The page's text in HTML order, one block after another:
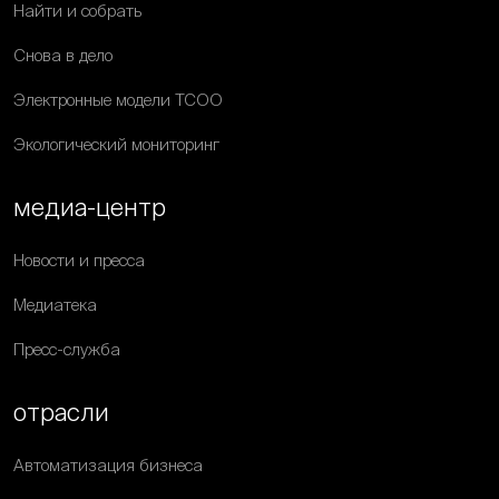
Найти и собрать
Снова в дело
Электронные модели ТСОО
Экологический мониторинг
медиа-центр
Новости и пресса
Медиатека
Пресс-служба
отрасли
Автоматизация бизнеса